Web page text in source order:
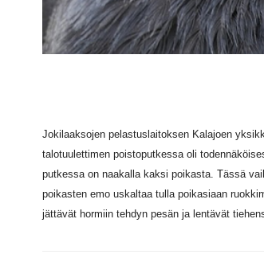
Jokilaaksojen pelastuslaitoksen Kalajoen
talotuulettimen poistoputkessa oli
putkessa on naakalla kaksi poikasta. Tässä
poikasten emo uskaltaa tulla poikasiaan
jättävät hormiin tehdyn pesän ja lentävät